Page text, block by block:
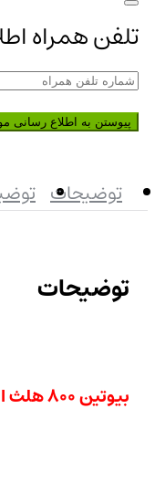
رد
اعلان
تلفن همراه
پیوستن به اطلاع رسانی
توضیحات
توضیحات
بیوتین 800 هلث اید